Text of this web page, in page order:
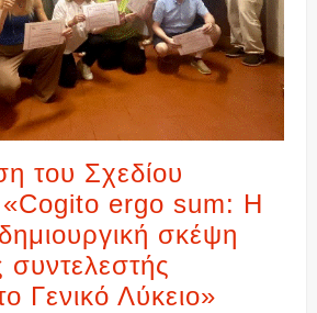
του Σχεδίου
ergo sum: Η
δημιουργική σκέψη
Γενικό Λύκειο»